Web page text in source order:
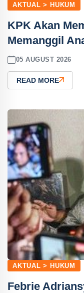
AKTUAL > HUKUM
KPK Akan
Memanggil
05 AUGUST 2026
READ MORE
AKTUAL > HUKUM
Febrie